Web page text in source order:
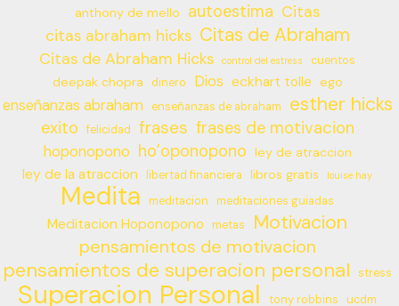
anthony de mello
autoestima Citas
citas abraham hicks Citas de Abraham
Citas de Abraham Hicks control del estress cuentos
deepak chopra dinero Dios eckhart tolle ego
enseñanzas abraham enseñanzas de abraham esther hicks
exito felicidad frases frases de motivacion
hoponopono ho’oponopono ley de atraccion
ley de la atraccion libertad financiera libros gratis louise hay
Medita meditacion meditaciones guiadas
Meditacion Hoponopono metas Motivacion
pensamientos de motivacion
pensamientos de superacion personal stress
Superacion Personal tony robbins ucdm